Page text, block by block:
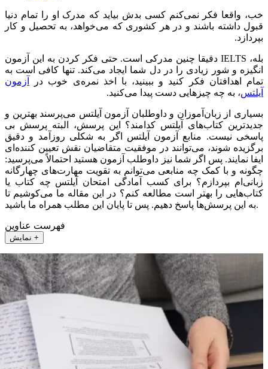
خب، واقعا فکر نمی‌کنم کسی بدش بیاید که مدرک او را تمام دنیا
قبول داشته باشند و در هر کشوری که می‌خواهد، به تحصیل و کار
بپردازد.
بله، IELTS دقیقا چنین مدرکی است. حتی فکر کردن به این آزمون
انگیزه و شور زیادی را در دل شما ایجاد می‌کند. تنها کافی است به
تمام اهدافتان فکر کنید و ببینید، با اخذ نمره‌ی خوب در
آزمون
آیلتس، به چه چیزهایی دست پیدا می‌کنید.
بسیاری از زبان‌آموزان و داوطلبان آزمون آیلتس می‌پرسند بهترین و
جدیدترین کتاب‌های آیلتس کدامند؟ این پرسش، البته پرسش بی
پاسخی نیست. منابع آزمون آیلتس اگر به شکلی روزآمد و دقیق
برگزیده شوند، می‌توانند در موفقیت متقاضیان نقش تعیین کننده‌ای
ایفا نمایند. پس اگر شما نیز داوطلب آزمون هستید احتمالاً می‌پرسید:
چگونه و با کمک چه منابعی می‌توانم به تقویت مهارت‌های چهارگانه
زبانی‌ام بپردازم؟ برای کسب آمادگی امتحان آیلتس چه کتاب یا
کتاب‌هایی را بهتر است مطالعه کنم؟ در این مقاله ما می‌کوشیم تا
به این پرسش‌ها پاسخ دهیم. پس تا پایان این مطلب همراه ما باشید.
فهرست عناوین
نمایش +